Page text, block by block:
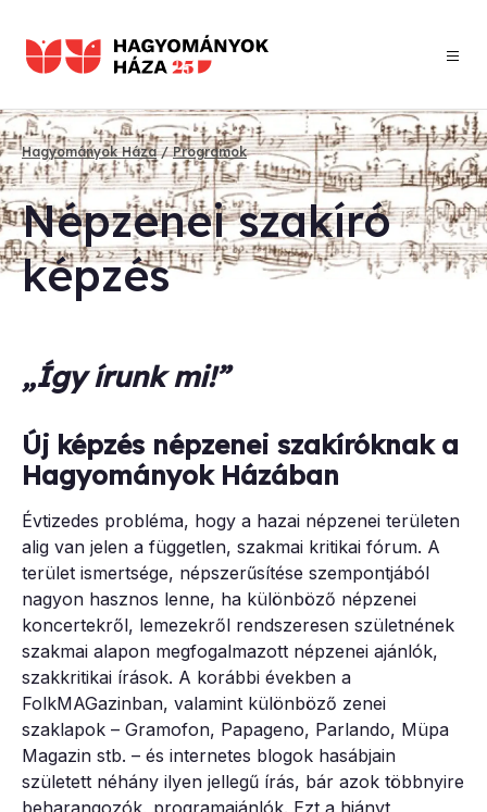
tartalomra
Morzsa
Hagyományok Háza Programok
Nép­ze­nei szak­író
kép­zés
„Így írunk mi!”
Új képzés népzenei szakíróknak a
Hagyományok Házában
Évtizedes probléma, hogy a hazai népzenei területen
alig van jelen a független, szakmai kritikai fórum. A
terület ismertsége, népszerűsítése szempontjából
nagyon hasznos lenne, ha különböző népzenei
koncertekről, lemezekről rendszeresen születnének
szakmai alapon megfogalmazott népzenei ajánlók,
szakkritikai írások. A korábbi években a
FolkMAGazinban, valamint különböző zenei
szaklapok – Gramofon, Papageno, Parlando, Müpa
Magazin stb. – és internetes blogok hasábjain
született néhány ilyen jellegű írás, bár azok többnyire
beharangozók, programajánlók. Ezt a hiányt